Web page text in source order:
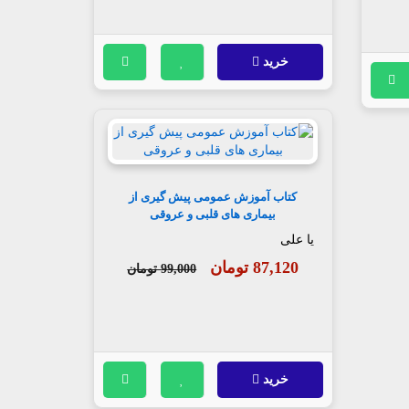
خرید
کتاب آموزش عمومی پیش گیری از
بیماری های قلبی و عروقی
یا علی
87,120 تومان 99,000 تومان
خرید